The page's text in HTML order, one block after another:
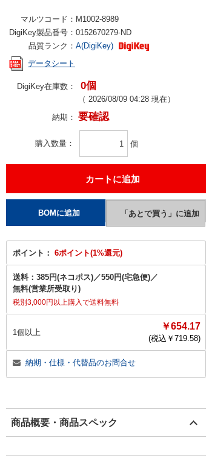
マルツコード： M1002-8989
DigiKey製品番号： 0152670279-ND
品質ランク： A(DigiKey)
データシート
DigiKey在庫数： 0個
（ 2026/08/09 04:28 現在）
納期： 要確認
購入数量 個
ポイント： 6ポイント(1%還元)
送料： 385円(ネコポス)／550円(宅急便)／
無料(営業所受取り)
税別3,000円以上購入で送料無料
1個以上
￥654.17
(税込￥ 719.58)
納期・仕様・代替品のお問合せ
商品概要・商品スペック